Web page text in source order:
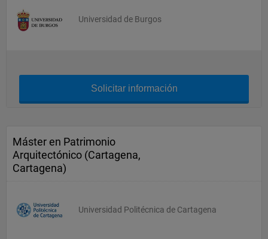
Universidad de Burgos
Solicitar información
Máster en Patrimonio
Arquitectónico (Cartagena,
Cartagena)
Universidad Politécnica de Cartagena